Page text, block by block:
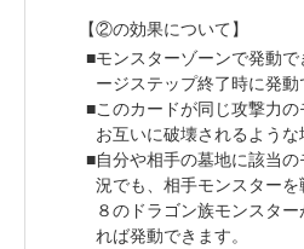
【②の効果について】
モンスターゾーンで発動
ージステップ終了時に発動
このカードが同じ攻撃力の
お互いに破壊されるような
自分や相手の墓地に該当
況でも、相手モンスター
８のドラゴン族モンスタ
れば発動できます。